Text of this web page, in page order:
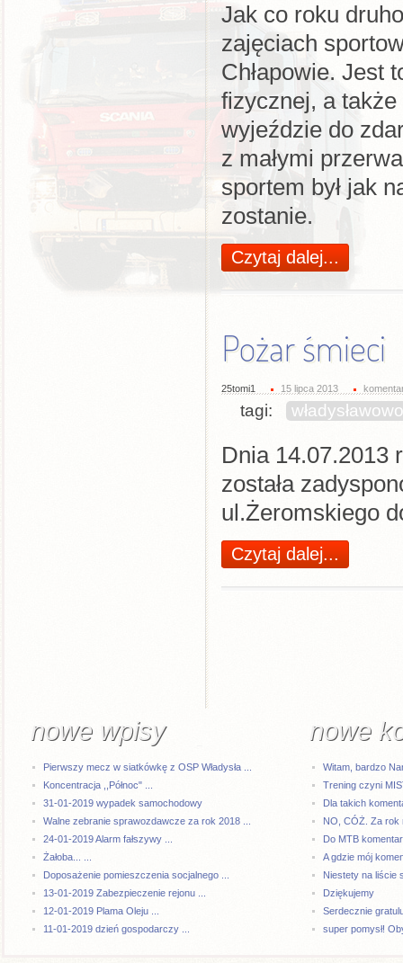
Jak co roku
zajęciach
Chłapowie. Jest
fizycznej, a
wyjeździe do
z małymi
sportem był jak
zostanie.
Czytaj dalej...
Pożar śmieci
25tomi1 15 lipca 2013
tagi: władysławowo
Dnia 14.07.2013
została
ul.Żeromskiego
Czytaj dalej...
nowe wpisy
Pierwszy mecz w siatkówkę z OSP Władysła ...
Koncentracja ,,Północ" ...
31-01-2019 wypadek samochodowy
Walne zebranie sprawozdawcze za rok 2018 ...
24-01-2019 Alarm fałszywy ...
Żałoba... ...
Doposażenie pomieszczenia socjalnego ...
13-01-2019 Zabezpieczenie rejonu ...
12-01-2019 Plama Oleju ...
11-01-2019 dzień gospodarczy ...
nowe
Witam, bardzo
Trening czyni
Dla takich
NO, CÓŻ. Za rok
Do MTB
A gdzie mój
Niestety na liście
Dziękujemy
Serdecznie
super pomysł!